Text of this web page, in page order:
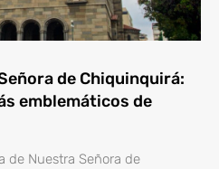
de Chiquinquirá:
emblemáticos de
de Nuestra Señora de